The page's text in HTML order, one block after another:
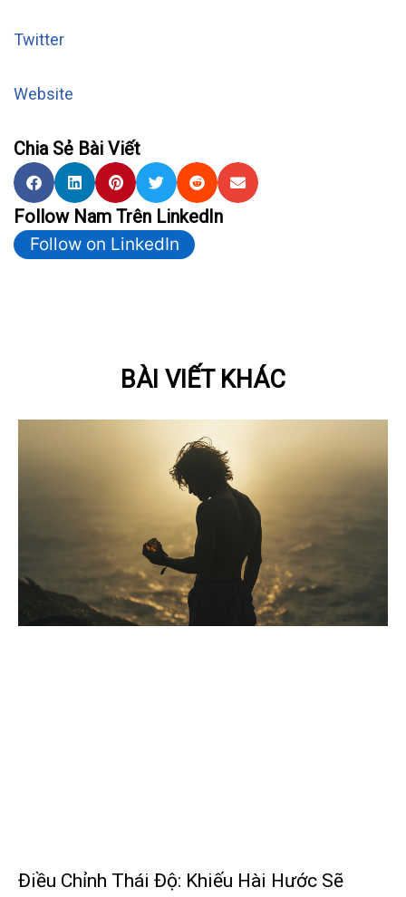
Twitter
Website
Chia Sẻ Bài Viết
Follow Nam Trên LinkedIn
Follow on LinkedIn
BÀI VIẾT KHÁC
Điều Chỉnh Thái Độ: Khiếu Hài Hước Sẽ